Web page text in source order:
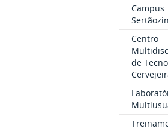
Campus
Centro
de